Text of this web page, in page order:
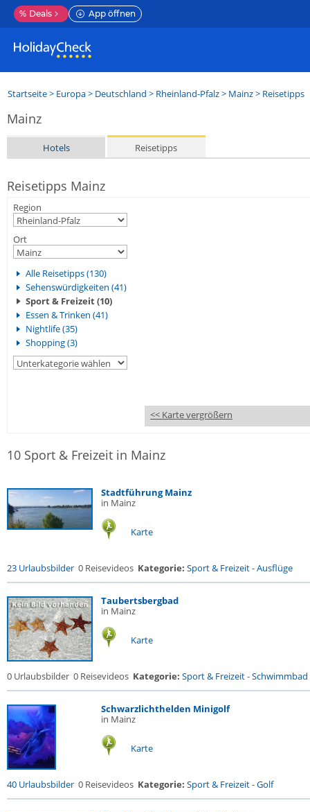
% Deals App öffnen
Startseite> Europa> Deutschland > Rheinland-Pfalz> Mainz> Reisetipps
Mainz
Hotels Reisetipps
Reisetipps Mainz
Region
Ort
Alle Reisetipps (130)
Sehenswürdigkeiten (41)
Sport & Freizeit (10)
Essen & Trinken (41)
Nightlife (35)
Shopping (3)
<< Karte vergrößern
10 Sport & Freizeit in Mainz
Stadtführung Mainz
in Mainz
Karte
23 Urlaubsbilder 0 Reisevideos Kategorie: Sport & Freizeit-Ausflüge
Taubertsbergbad
in Mainz
Karte
0 Urlaubsbilder 0 Reisevideos Kategorie: Sport & Freizeit-Schwimmbad
Schwarzlichthelden Minigolf
in Mainz
Karte
40 Urlaubsbilder 0 Reisevideos Kategorie: Sport & Freizeit-Golf